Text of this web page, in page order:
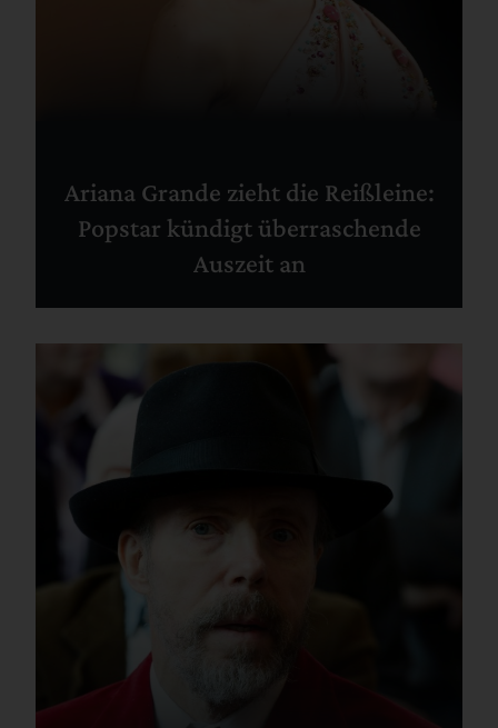
Ariana Grande zieht die Reißleine:
Popstar kündigt überraschende
Auszeit an